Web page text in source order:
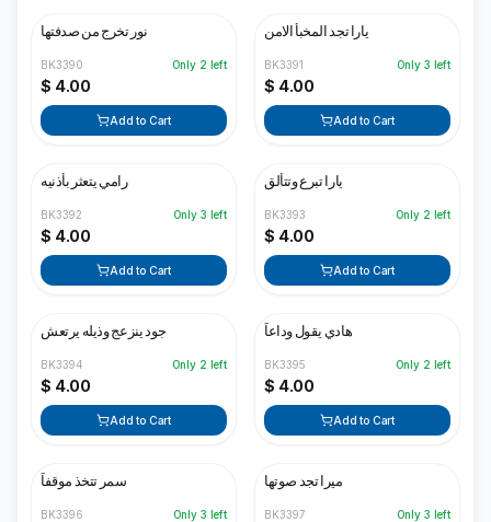
نور تخرج من صدفتها
BK3390 Only 2 left
$ 4.00
Add to Cart
يارا تجد المخبأ الامن
BK3391 Only 3 left
$ 4.00
Add to Cart
رامي يتعثر بأذنيه
BK3392 Only 3 left
$ 4.00
Add to Cart
يارا تبرع وتتألق
BK3393 Only 2 left
$ 4.00
Add to Cart
جود ينزعج وذيله يرتعش
BK3394 Only 2 left
$ 4.00
Add to Cart
هادي يقول وداعاً
BK3395 Only 2 left
$ 4.00
Add to Cart
سمر تتخذ موقفاً
BK3396 Only 3 left
ميرا تجد صوتها
BK3397 Only 3 left